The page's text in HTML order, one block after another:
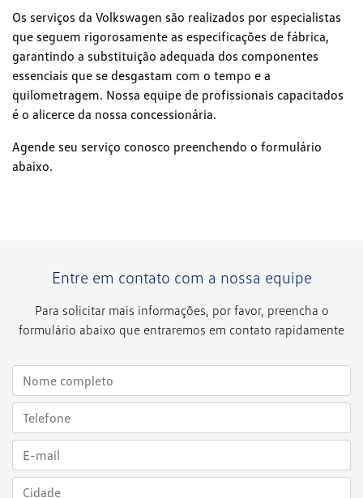
Os serviços da Volkswagen são realizados por especialistas
que seguem rigorosamente as especificações de fábrica,
garantindo a substituição adequada dos componentes
essenciais que se desgastam com o tempo e a
quilometragem. Nossa equipe de profissionais capacitados
é o alicerce da nossa concessionária.
Agende seu serviço conosco preenchendo o formulário
abaixo.
Entre em contato com a nossa equipe
Para solicitar mais informações, por favor, preencha o
formulário abaixo que entraremos em contato rapidamente